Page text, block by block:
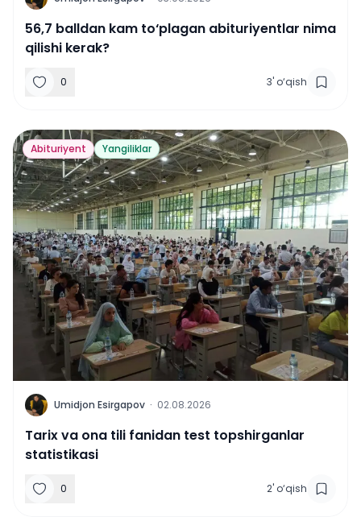
56,7 balldan kam to‘plagan abituriyentlar nima
qilishi kerak?
0 3' o‘qish
Abituriyent Yangiliklar
U Umidjon Esirgapov · 02.08.2026
Tarix va ona tili fanidan test topshirganlar
statistikasi
0 2' o‘qish